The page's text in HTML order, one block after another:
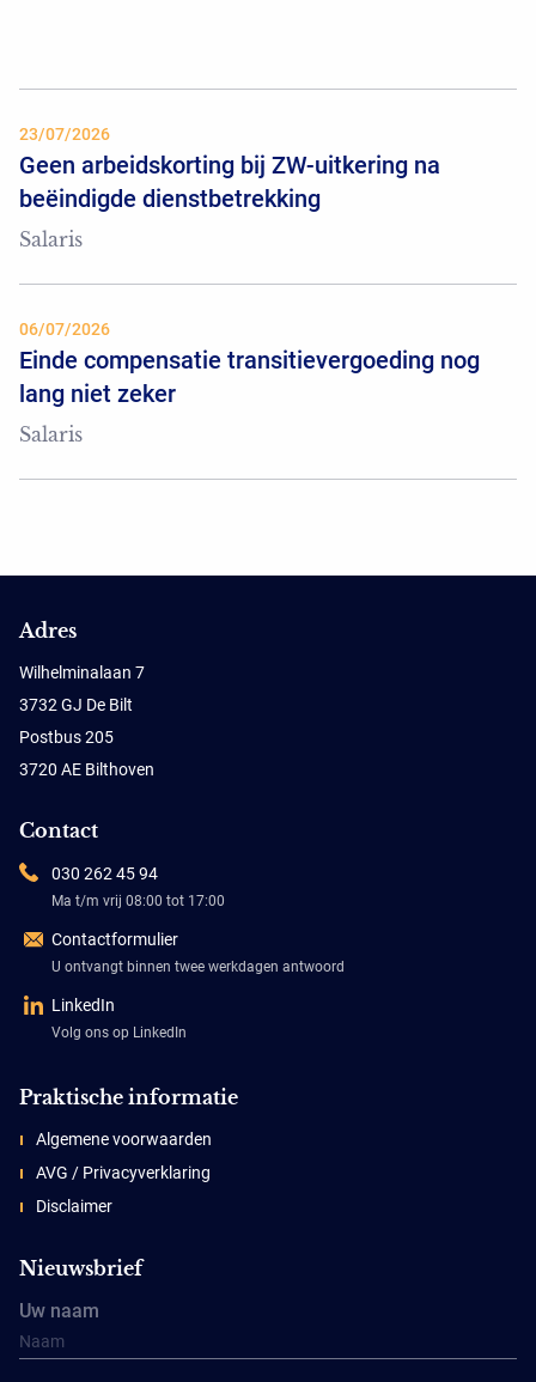
23/07/2026
Geen arbeidskorting bij ZW-uitkering na
beëindigde dienstbetrekking
Salaris
06/07/2026
Einde compensatie transitievergoeding nog
lang niet zeker
Salaris
Adres
Wilhelminalaan 7
3732 GJ De Bilt
Postbus 205
3720 AE Bilthoven
Contact
030 262 45 94
Ma t/m vrij 08:00 tot 17:00
Contactformulier
U ontvangt binnen twee werkdagen antwoord
LinkedIn
Volg ons op LinkedIn
Praktische informatie
Algemene voorwaarden
AVG / Privacyverklaring
Disclaimer
Nieuwsbrief
Uw naam